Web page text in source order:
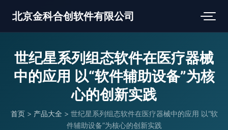
北京金科合创软件有限公司
世纪星系列组态软件在医疗器械
中的应用 以“软件辅助设备”为核
心的创新实践
首页 > 产品大全 > 世纪星系列组态软件在医疗器械中的应用 以“软
件辅助设备”为核心的创新实践